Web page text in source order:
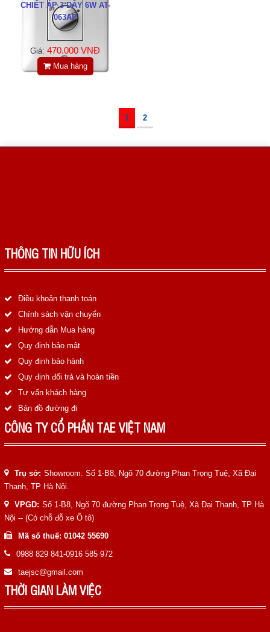
CHIẾT ÁP 3 DÂY 6W AT-
063AP
Giá: 470.000 VNĐ
Mua hàng
1 2
THÔNG TIN HỮU ÍCH
Điều khoản thanh toán
Chính sách vận chuyển
Hướng dẫn Mua hàng
Quy định bảo mật
Quy định bảo hành
Quy định đổi trả và hoàn tiền
Tư vấn khách hàng
Bản đồ đường đi
CÔNG TY CỔ PHẦN TAE VIỆT NAM
Trụ sở: Showroom: Số 1-B8, Ngõ 70 đường Phan Trọng Tuệ, Xã Đại
Thanh, TP Hà Nội.
VPGD: Số 1-B8, Ngõ 70 đường Phan Trọng Tuệ, Xã Đại Thanh, TP Hà
Nội -- (Có chỗ đỗ xe Ô tô)
Mã số thuế: 01042 55690
0988 829 841-0916 585 972
taejsc@gmail.com
THỜI GIAN LÀM VIỆC